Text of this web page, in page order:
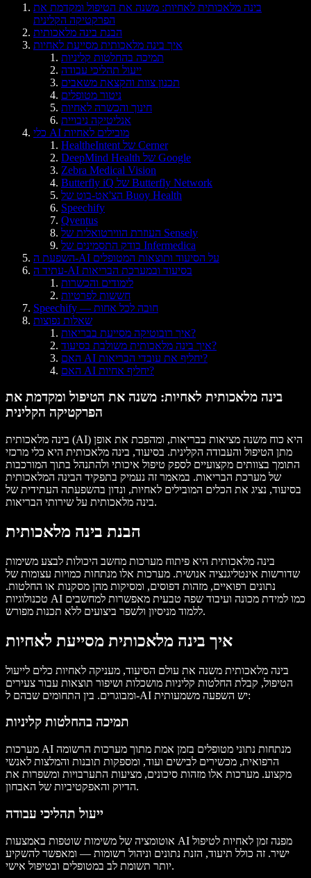
בינה מלאכותית לאחיות: משנה את הטיפול ומקדמת את
הפרקטיקה הקלינית
הבנת בינה מלאכותית
איך בינה מלאכותית מסייעת לאחיות
תמיכה בהחלטות קליניות
ייעול תהליכי עבודה
תכנון צוות והקצאת משאבים
ניטור מטופלים
חינוך והכשרה לאחיות
אנליטיקה ניבויית
כלי AI מובילים לאחיות
HealtheIntent של Cerner
DeepMind Health של Google
Zebra Medical Vision
Butterfly iQ של Butterfly Network
הצ'אט-בוט של Buoy Health
Speechify
Qventus
העוזרת הווירטואלית של Sensely
בודק התסמינים של Infermedica
השפעת ה-AI על הסיעוד ותוצאות המטופלים
עתיד ה-AI בסיעוד ובמערכת הבריאות
לימודים והכשרות
חששות לפרטיות
Speechify — חובה לכל אחות
שאלות נפוצות
איך רובוטיקה מסייעת בבריאות?
איך בינה מלאכותית משולבת בסיעוד?
האם AI יחליף את עובדי הבריאות?
האם AI יחליף אחיות?
בינה מלאכותית לאחיות: משנה את הטיפול ומקדמת את
הפרקטיקה הקלינית
בינה מלאכותית (AI) היא כוח משנה מציאות בבריאות, ומהפכת את אופן
מתן הטיפול והעבודה הקלינית. בסיעוד, בינה מלאכותית היא כלי מרכזי
התומך בצוותים מקצועיים לספק טיפול איכותי ולהתנהל בתוך המורכבות
של מערכת הבריאות. במאמר זה נעמיק בתפקיד הבינה המלאכותית
בסיעוד, נציג את הכלים המובילים לאחיות, ונדון בהשפעתה העתידית של
בינה מלאכותית על שירותי הבריאות.
הבנת בינה מלאכותית
בינה מלאכותית היא פיתוח מערכות מחשב היכולות לבצע משימות
שדורשות אינטליגנציה אנושית. מערכות אלו מנתחות כמויות עצומות של
נתונים רפואיים, מזהות דפוסים, ומסיקות מהן מסקנות או החלטות.
טכנולוגיות AI כמו למידת מכונה ועיבוד שפה טבעית מאפשרות למחשבים
ללמוד מניסיון ולשפר ביצועים ללא תכנות מפורש.
איך בינה מלאכותית מסייעת לאחיות
בינה מלאכותית משנה את עולם הסיעוד, מעניקה לאחיות כלים לייעול
הטיפול, קבלת החלטות קליניות מושכלות ושיפור תוצאות עבור צעירים
ומבוגרים. בין התחומים שבהם ל-AI יש השפעה משמעותית:
תמיכה בהחלטות קליניות
מערכות AI מנתחות נתוני מטופלים בזמן אמת מתוך מערכות הרשומה
הרפואית, מכשירים לבישים ועוד, ומספקות תובנות והמלצות לאנשי
מקצוע. מערכות אלו מזהות סיכונים, מציעות התערבויות ומשפרות את
הדיוק והאפקטיביות של האבחון.
ייעול תהליכי עבודה
אוטומציה של משימות שוטפות באמצעות AI מפנה זמן לאחיות לטיפול
ישיר. זה כולל תיעוד, הזנת נתונים וניהול רשומות — ומאפשר להשקיע
יותר תשומת לב במטופלים ובטיפול אישי.